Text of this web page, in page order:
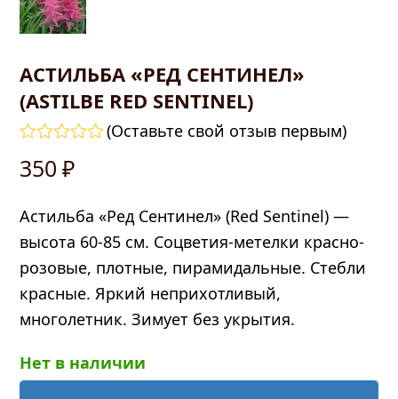
АСТИЛЬБА «РЕД СЕНТИНЕЛ»
(ASTILBE RED SENTINEL)
0
(Оставьте свой отзыв первым)
350₽
Астильба «Ред Сентинел» (Red Sentinel) —
высота 60-85 см. Соцветия-метелки красно-
розовые, плотные, пирамидальные. Стебли
красные. Яркий неприхотливый,
многолетник. Зимует без укрытия.
Нет в наличии